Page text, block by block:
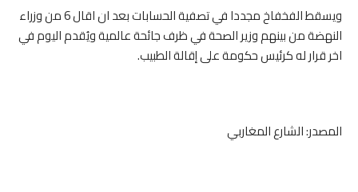
ويسقط الفخفاخ مجددا في تصفية الحسابات بعد ان اقال 6 من وزراء
النهضة من بينهم وزير الصحة في ظرف جائحة عالمية ويُقدم اليوم في
اخر قرار له كرئيس حكومة على إقالة الطبيب.
المصدر: الشارع المغاربي